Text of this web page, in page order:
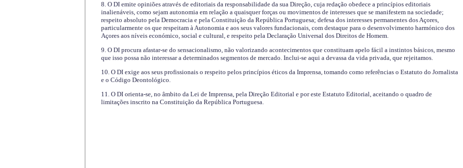
8. O DI emite opiniões através de editoriais da responsabilidade da sua Direção, cuja redação obedece a princípios editoriais
inalienáveis, como sejam autonomia em relação a quaisquer forças ou movimentos de interesses que se manifestem na sociedade;
respeito absoluto pela Democracia e pela Constituição da República Portuguesa; defesa dos interesses permanentes dos Açores,
particularmente os que respeitam à Autonomia e aos seus valores fundacionais, com destaque para o desenvolvimento harmónico dos
Açores aos níveis económico, social e cultural, e respeito pela Declaração Universal dos Direitos de Homem.
9. O DI procura afastar-se do sensacionalismo, não valorizando acontecimentos que constituam apelo fácil a instintos básicos, mesmo
que isso possa não interessar a determinados segmentos de mercado. Inclui-se aqui a devassa da vida privada, que rejeitamos.
10. O DI exige aos seus profissionais o respeito pelos princípios éticos da Imprensa, tomando como referências o Estatuto do Jornalista
e o Código Deontológico.
11. O DI orienta-se, no âmbito da Lei de Imprensa, pela Direção Editorial e por este Estatuto Editorial, aceitando o quadro de
limitações inscrito na Constituição da República Portuguesa.